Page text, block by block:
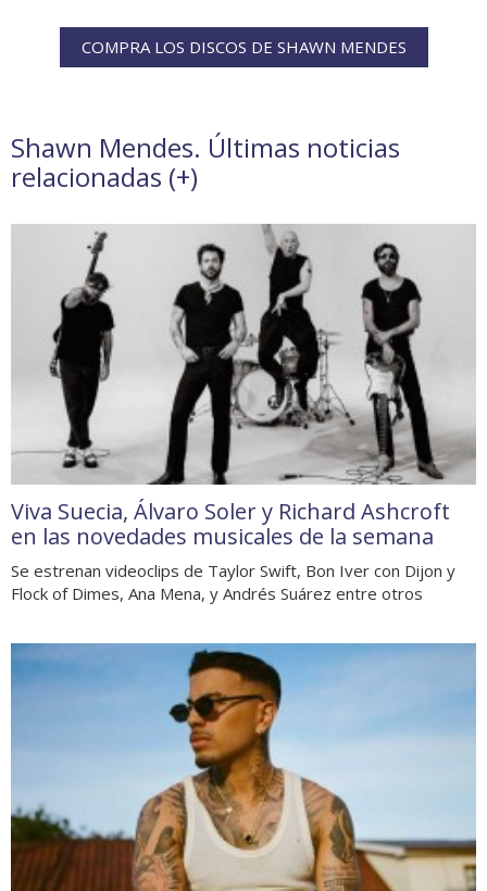
COMPRA LOS DISCOS DE SHAWN MENDES
Shawn Mendes. Últimas noticias
relacionadas (+)
Viva Suecia, Álvaro Soler y Richard Ashcroft
en las novedades musicales de la semana
Se estrenan videoclips de Taylor Swift, Bon Iver con Dijon y
Flock of Dimes, Ana Mena, y Andrés Suárez entre otros